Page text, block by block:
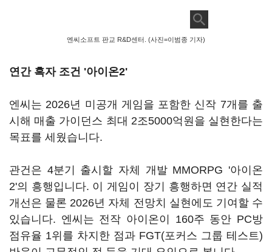
엔씨소프트 판교 R&D센터. (사진=이범종 기자)
연간 흑자 조건 '아이온2'
엔씨는 2026년 미공개 게임을 포함한 신작 7개를 출
시해 매출 가이던스 최대 2조5000억원을 실현한다는
목표를 세웠습니다.
관건은 4분기 출시할 자체 개발 MMORPG '아이온
2'의 흥행입니다. 이 게임이 장기 흥행하면 연간 실적
개선은 물론 2026년 자체 전망치 실현에도 기여할 수
있습니다. 엔씨는 전작 아이온이 160주 동안 PC방
점유율 1위를 차지한 점과 FGT(포커스 그룹 테스트)